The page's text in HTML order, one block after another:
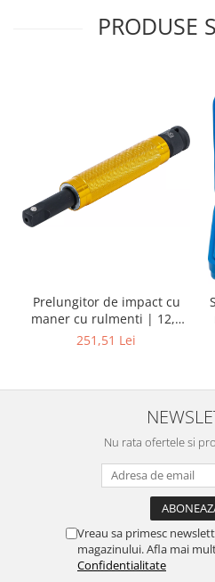
PRODUSE
Prelungitor de impact cu
maner cu rulmenti | 12,5
mm (1/2") | 200 mm
251,51 Lei
Nu rata ofertele si
Vreau sa primesc
magazinului. Afla mai
Confidentialitate